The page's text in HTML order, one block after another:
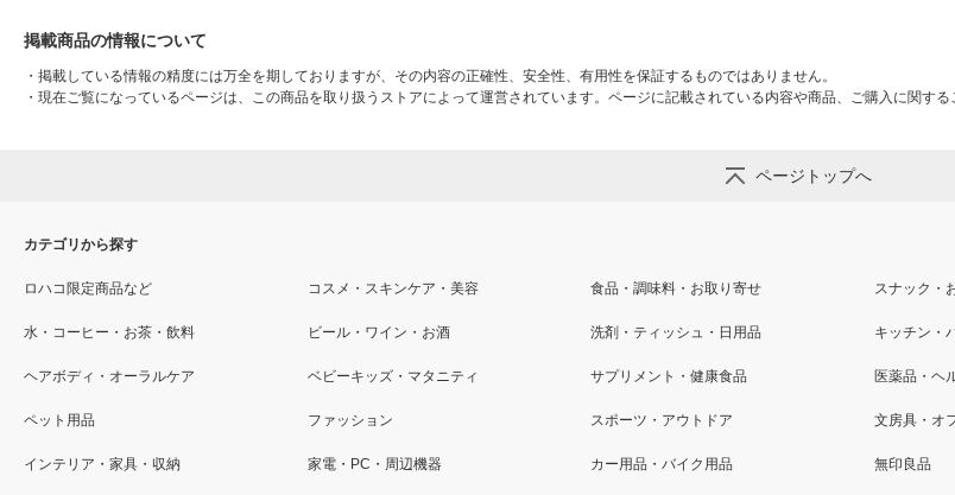
掲載商品の情報について
・ 掲載している情報の精度には万全を期しておりますが、その内容の正確性、安全性、有用性を保証するものではありません。
・ 現在ご覧になっているページは、この商品を取り扱うストアによって運営されています。ページに記載されている内容や商品、ご購入に関する
ページトップへ
カテゴリから探す
ロハコ限定商品など コスメ・スキンケア・美容 食品・調味料・お取り寄せ スナック・
水・コーヒー・お茶・飲料 ビール・ワイン・お酒 洗剤・ティッシュ・日用品 キッチン・
ヘアボディ・オーラルケア ベビーキッズ・マタニティ サプリメント・健康食品 医薬品・ヘ
ペット用品 ファッション スポーツ・アウトドア 文房具・オ
インテリア・家具・収納 家電・PC・周辺機器 カー用品・バイク用品 無印良品